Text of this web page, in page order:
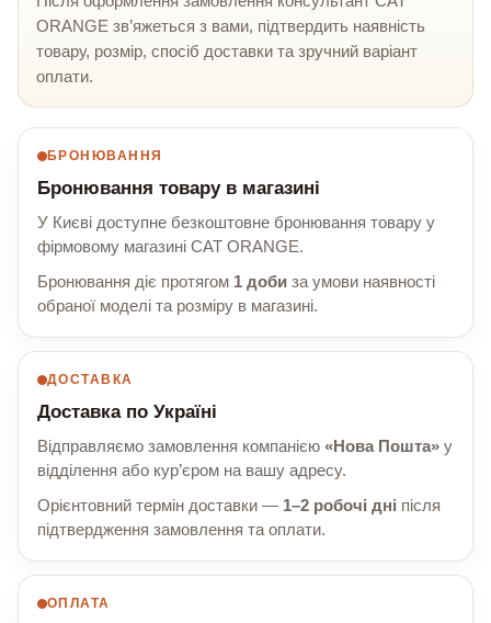
ORANGE зв’яжеться з вами, підтвердить наявність
товару, розмір, спосіб доставки та зручний варіант
оплати.
БРОНЮВАННЯ
Бронювання товару в магазині
У Києві доступне безкоштовне бронювання товару у
фірмовому магазині CAT ORANGE.
Бронювання діє протягом 1 доби за умови наявності
обраної моделі та розміру в магазині.
ДОСТАВКА
Доставка по Україні
Відправляємо замовлення компанією «Нова Пошта» у
відділення або кур’єром на вашу адресу.
Орієнтовний термін доставки — 1–2 робочі дні після
підтвердження замовлення та оплати.
ОПЛАТА